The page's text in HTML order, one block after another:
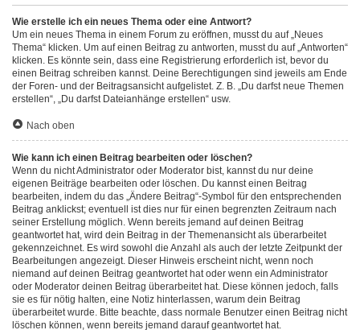
Wie erstelle ich ein neues Thema oder eine Antwort?
Um ein neues Thema in einem Forum zu eröffnen, musst du auf „Neues
Thema“ klicken. Um auf einen Beitrag zu antworten, musst du auf „Antworten“
klicken. Es könnte sein, dass eine Registrierung erforderlich ist, bevor du
einen Beitrag schreiben kannst. Deine Berechtigungen sind jeweils am Ende
der Foren- und der Beitragsansicht aufgelistet. Z. B. „Du darfst neue Themen
erstellen“, „Du darfst Dateianhänge erstellen“ usw.
Nach oben
Wie kann ich einen Beitrag bearbeiten oder löschen?
Wenn du nicht Administrator oder Moderator bist, kannst du nur deine
eigenen Beiträge bearbeiten oder löschen. Du kannst einen Beitrag
bearbeiten, indem du das „Ändere Beitrag“-Symbol für den entsprechenden
Beitrag anklickst; eventuell ist dies nur für einen begrenzten Zeitraum nach
seiner Erstellung möglich. Wenn bereits jemand auf deinen Beitrag
geantwortet hat, wird dein Beitrag in der Themenansicht als überarbeitet
gekennzeichnet. Es wird sowohl die Anzahl als auch der letzte Zeitpunkt der
Bearbeitungen angezeigt. Dieser Hinweis erscheint nicht, wenn noch
niemand auf deinen Beitrag geantwortet hat oder wenn ein Administrator
oder Moderator deinen Beitrag überarbeitet hat. Diese können jedoch, falls
sie es für nötig halten, eine Notiz hinterlassen, warum dein Beitrag
überarbeitet wurde. Bitte beachte, dass normale Benutzer einen Beitrag nicht
löschen können, wenn bereits jemand darauf geantwortet hat.